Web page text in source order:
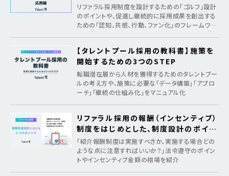
リファラル採用制度を設計するための「ゴルフ」設計
のポイントや、促進し継続的に採用成果を創出する
ための「認知、共感、行動、ファン化」のフレームワー
【タレントプール採用の教科書】施策を
開始するための3つのSTEP
転職潜在層から人材を獲得するためのタレントプー
ルの考え方や、施策に必要な「データ構築」「アプロ
ーチ」「継続の仕組み化」をマニュアル化
リファラル採用の報酬（インセンティブ）
制度をはじめとした、制度設計のポイン
ト
「紹介報酬制度は実施すべきか、実施する場合どの
ような点に注意すればいいか？」法令遵守のポイン
トやインセンティブ金額の相場を紹介